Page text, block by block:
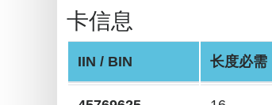
BIN
号
BIN
API
卡信息
IIN / BIN 长度必需